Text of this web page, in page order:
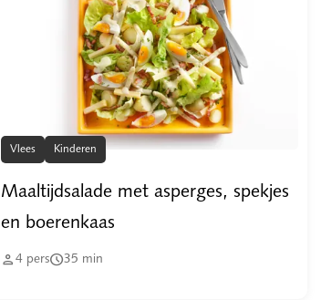
Maaltijdsalade met asperges, spekjes
en boerenkaas
 4 pers35 min
Vlees Kinderen